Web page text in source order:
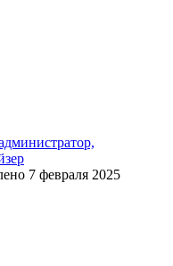
7 февраля 2025